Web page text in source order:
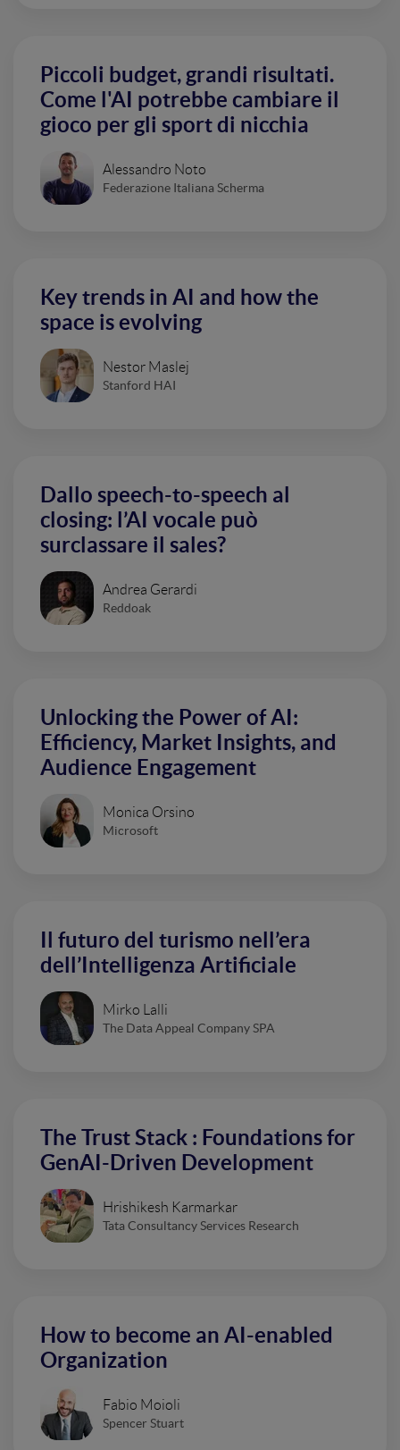
Piccoli budget, grandi risultati.
Come l'AI potrebbe cambiare il
gioco per gli sport di nicchia
Alessandro Noto
Federazione Italiana Scherma
Key trends in AI and how the
space is evolving
Nestor Maslej
Stanford HAI
Dallo speech-to-speech al
closing: l’AI vocale può
surclassare il sales?
Andrea Gerardi
Reddoak
Unlocking the Power of AI:
Efficiency, Market Insights, and
Audience Engagement
Monica Orsino
Microsoft
Il futuro del turismo nell’era
dell’Intelligenza Artificiale
Mirko Lalli
The Data Appeal Company SPA
The Trust Stack : Foundations for
GenAI-Driven Development
Hrishikesh Karmarkar
Tata Consultancy Services Research
How to become an AI-enabled
Organization
Fabio Moioli
Spencer Stuart